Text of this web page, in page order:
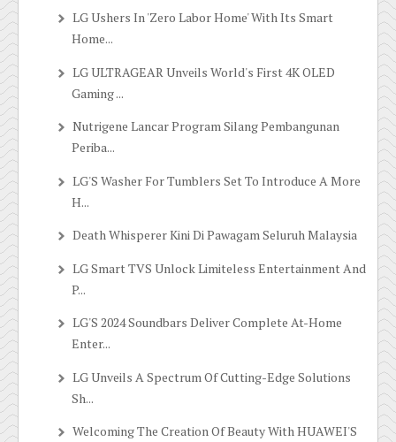
LG Ushers In 'Zero Labor Home' With Its Smart
Home...
LG ULTRAGEAR Unveils World's First 4K OLED
Gaming ...
Nutrigene Lancar Program Silang Pembangunan
Periba...
LG'S Washer For Tumblers Set To Introduce A More
H...
Death Whisperer Kini Di Pawagam Seluruh Malaysia
LG Smart TVS Unlock Limiteless Entertainment And
P...
LG'S 2024 Soundbars Deliver Complete At-Home
Enter...
LG Unveils A Spectrum Of Cutting-Edge Solutions
Sh...
Welcoming The Creation Of Beauty With HUAWEI'S